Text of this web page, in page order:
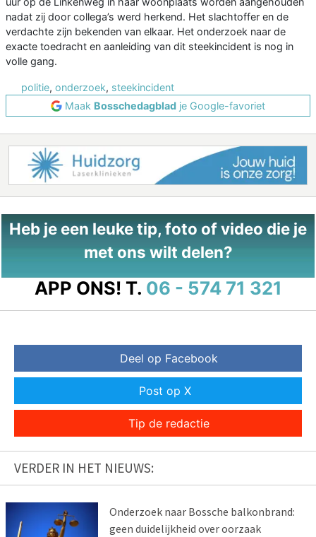
nadat zij door collega’s werd herkend. Het slachtoffer en de
verdachte zijn bekenden van elkaar. Het onderzoek naar de
exacte toedracht en aanleiding van dit steekincident is nog in
volle gang.
politie, onderzoek, steekincident
Maak Bosschedagblad je Google-favoriet
Heb je een leuke tip, foto of video die je
met ons wilt delen?
APP ONS! T. 06 - 574 71 321
Deel op Facebook
Post op X
Tip de redactie
VERDER IN HET NIEUWS:
Onderzoek naar Bossche balkonbrand:
geen duidelijkheid over oorzaak